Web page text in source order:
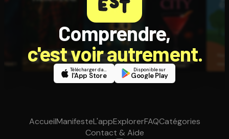
Comprendre,
c'est voir autrement.
Télécharger dans
l'App Store
Disponible sur
Google Play
AccueilManifesteL'appExplorerFAQCatégories
Contact & Aide